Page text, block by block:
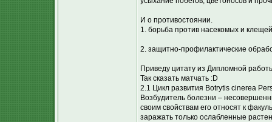
И о противостоянии.
1. борьба против насекомых и
2. защитно-профилактические
Приведу цитату из Дипломной
Так сказать матчать :D
2.1 Цикл развития Botrytis cinerea
Возбудитель болезни –
своим свойствам его относят к
заражать только ослабленные